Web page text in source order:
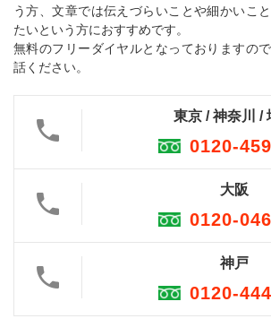
う方、文章では伝えづらいことや細かいこ
たいという方におすすめです。
無料のフリーダイヤルとなっておりますの
話ください。
東京 / 神奈川 /
0120-
大阪
0120-
神戸
0120-